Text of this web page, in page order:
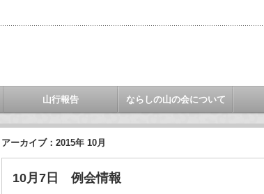
山行報告 ならしの山の会について
アーカイブ：2015年 10月
10月7日 例会情報